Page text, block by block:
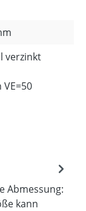
verzinkt
Abmessung:
kann